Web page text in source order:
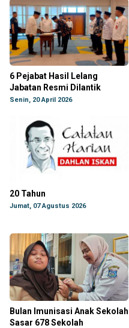
6 Pejabat Hasil Lelang
Jabatan Resmi Dilantik
Senin, 20 April 2026
20 Tahun
Jumat, 07 Agustus 2026
Bulan Imunisasi Anak Sekolah
Sasar 678 Sekolah